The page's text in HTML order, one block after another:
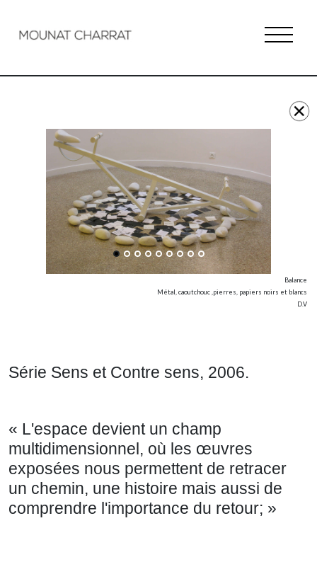
Balance
Métal, caoutchouc ,pierres, papiers noirs et blancs
D.V
Série Sens et Contre sens, 2006.
« L'espace devient un champ
multidimensionnel, où les œuvres
exposées nous permettent de retracer
un chemin, une histoire mais aussi de
comprendre l'importance du retour; »